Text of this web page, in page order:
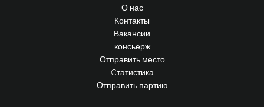
О нас
Контакты
Вакансии
консьерж
Отправить место
Cтатистика
Отправить партию